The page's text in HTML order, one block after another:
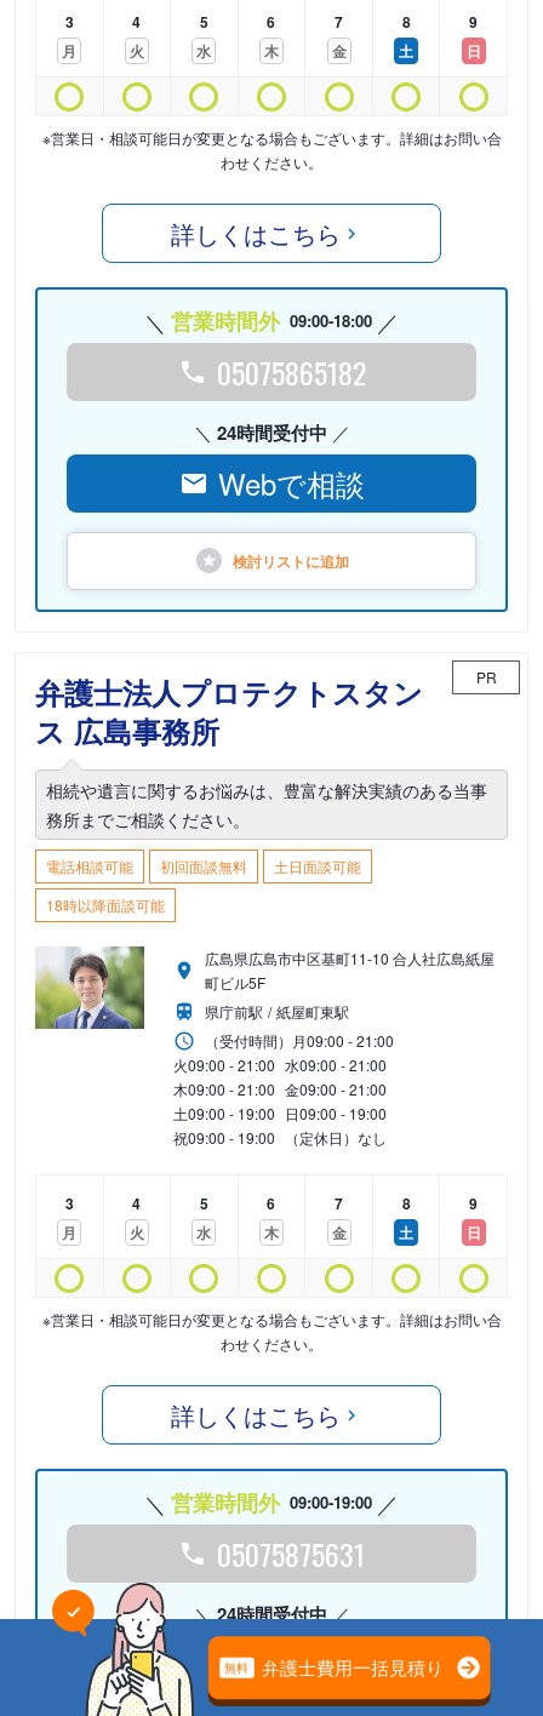
3
月
4
火
5
水
6
木
7
金
8
土
9
日
※営業日・相談可能日が変更となる場合もございます。詳細はお問い合
わせください。
詳しくはこちら
営業時間外 09:00-18:00
05075865182
24時間受付中
Webで相談
検討リストに追加
弁護士法人プロテクトスタン
ス 広島事務所
PR
相続や遺言に関するお悩みは、豊富な解決実績のある当事
務所までご相談ください。
電話相談可能 初回面談無料
土日面談可能
18時以降面談可能
広島県広島市中区基町11-10 合人社広島紙屋
町ビル5F
県庁前駅
紙屋町東駅
（受付時間） 月09:00 - 21:00
火09:00 - 21:00 水09:00 - 21:00
木09:00 - 21:00 金09:00 - 21:00
土09:00 - 19:00 日09:00 - 19:00
祝09:00 - 19:00 （定休日）なし
3
月
4
火
5
水
6
木
7
金
8
土
9
日
※営業日・相談可能日が変更となる場合もございます。詳細はお問い合
わせください。
詳しくはこちら
営業時間外 09:00-19:00
05075875631
24時間受付中
Webで相談